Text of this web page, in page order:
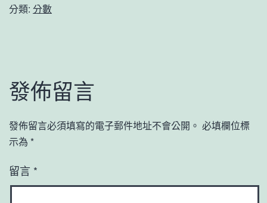
分類: 分數
發佈留言
發佈留言必須填寫的電子郵件地址不會公開。 必填欄位標
示為 *
留言 *